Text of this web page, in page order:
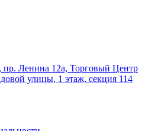
пр. Ленина 12а, Торговый Центр
улицы, 1 этаж, секция 114